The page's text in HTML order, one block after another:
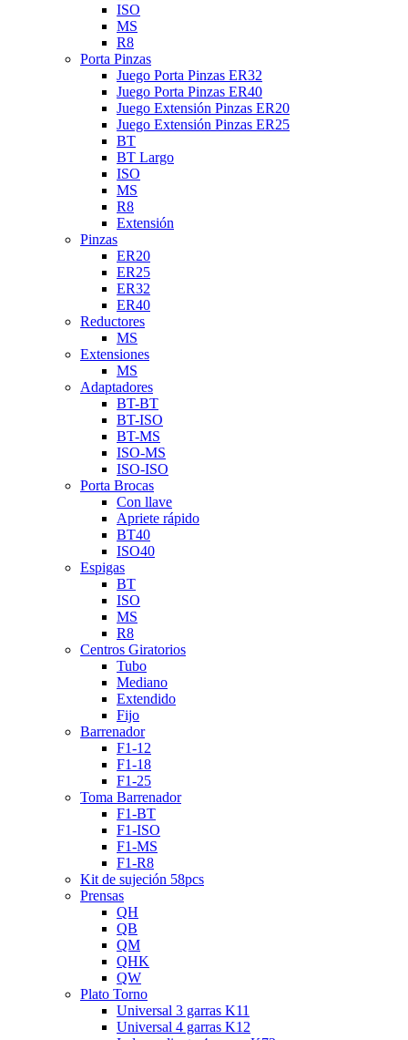
ISO
MS
R8
Porta Pinzas
Juego Porta Pinzas ER32
Juego Porta Pinzas ER40
Juego Extensión Pinzas ER20
Juego Extensión Pinzas ER25
BT
BT Largo
ISO
MS
R8
Extensión
Pinzas
ER20
ER25
ER32
ER40
Reductores
MS
Extensiones
MS
Adaptadores
BT-BT
BT-ISO
BT-MS
ISO-MS
ISO-ISO
Porta Brocas
Con llave
Apriete rápido
BT40
ISO40
Espigas
BT
ISO
MS
R8
Centros Giratorios
Tubo
Mediano
Extendido
Fijo
Barrenador
F1-12
F1-18
F1-25
Toma Barrenador
F1-BT
F1-ISO
F1-MS
F1-R8
Kit de sujeción 58pcs
Prensas
QH
QB
QM
QHK
QW
Plato Torno
Universal 3 garras K11
Universal 4 garras K12